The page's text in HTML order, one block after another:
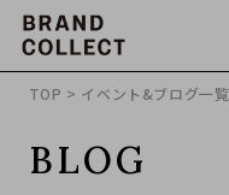
TOP > イベント&ブログ一覧
BLOG